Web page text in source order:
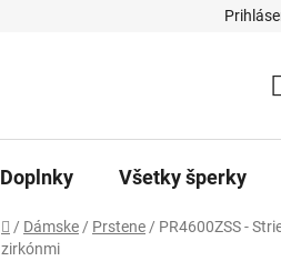
Doplnky Všetky šperky
Domov
/ Dámske / Prstene / PR4600ZSS -
zirkónmi